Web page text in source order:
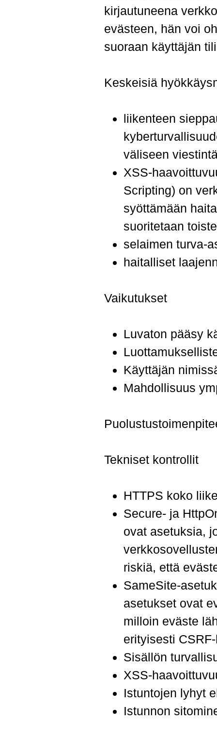
kirjautuneena
evästeen, hän voi
suoraan käyttäjän
Keskeisiä
liikenteen
väliseen
XSS-
Scripting) on
syöttämään
suoritetaan
selaimen turva-
haitalliset
Vaikutukset
Luvaton pääsy
Käyttäjän
Mahdollisuus
Tekniset kontrollit
HTTPS koko
Secure- ja
ovat asetuksia,
riskiä, että
SameSite-
asetukset ovat
milloin eväste
erityisesti
Sisällön
XSS-
Istuntojen lyhyt
Istunnon